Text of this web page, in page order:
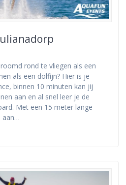
rond te vliegen als een
als een dolfijn? Hier is je
binnen 10 minuten kan jij
aan en al snel leer je de
Met een 15 meter lange
aan…